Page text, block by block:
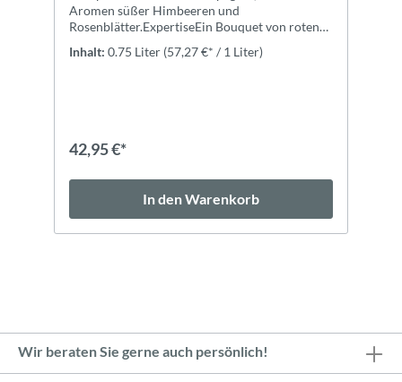
Aromen süßer Himbeeren und
Rosenblätter.ExpertiseEin Bouquet von roten
unterlegt von einem Hauch von Rosenblüten.
Inhalt: 0.75 Liter (57,27 €* / 1 Liter)
42,95 €*
In den Warenkorb
Wir beraten Sie gerne auch persönlich!